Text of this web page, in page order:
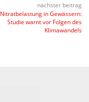
nächster beitrag
Nitratbelastung in Gewässern:
Studie warnt vor Folgen des
Klimawandels